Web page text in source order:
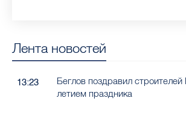
Лента новостей
13:23
Беглов поздравил
летием праздника